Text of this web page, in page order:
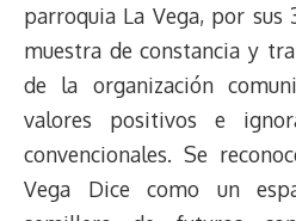
parroquia La Vega, por sus
muestra de constancia y
de la organización
valores positivos e
convencionales. Se
Vega Dice como un